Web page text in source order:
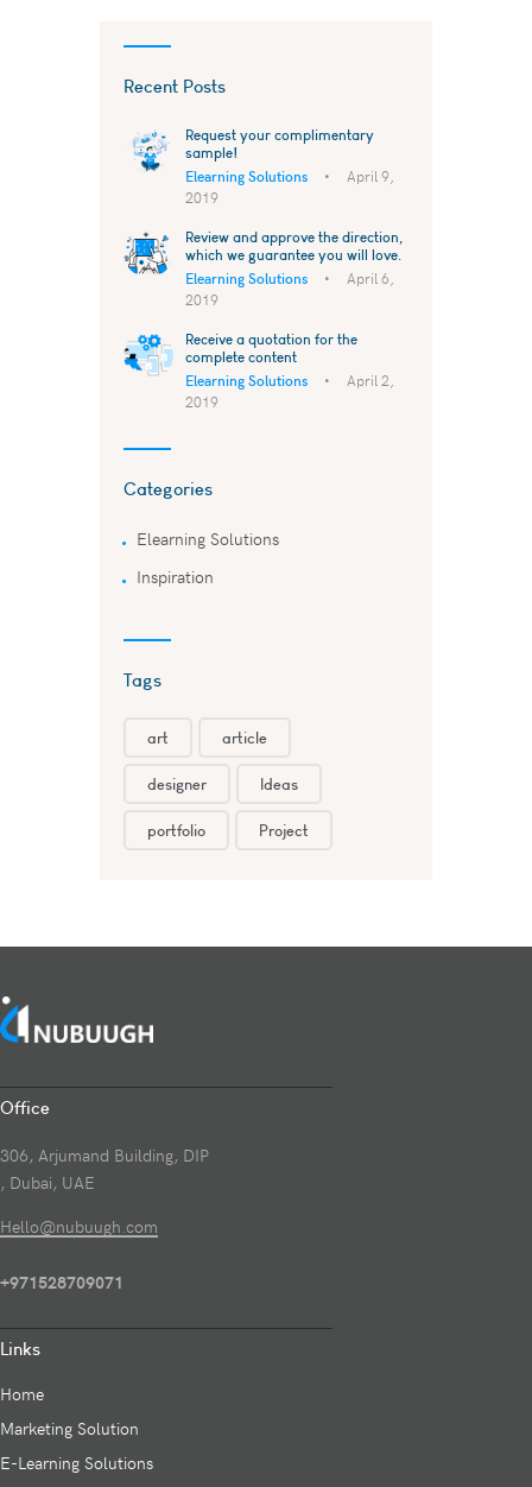
Recent Posts
Request your complimentary
sample!
Elearning Solutions
April 9,
2019
Review and approve the direction,
which we guarantee you will love.
Elearning Solutions
April 6,
2019
Receive a quotation for the
complete content
Elearning Solutions
April 2,
2019
Categories
Elearning Solutions
Inspiration
Tags
art article
designer Ideas
portfolio Project
Office
306, Arjumand Building, DIP
, Dubai, UAE
Hello@nubuugh.com
+971528709071
Links
Home
Marketing Solution
E-Learning Solutions